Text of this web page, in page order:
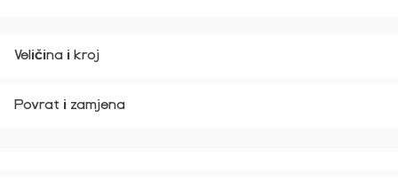
Veličina i kroj
Povrat i zamjena